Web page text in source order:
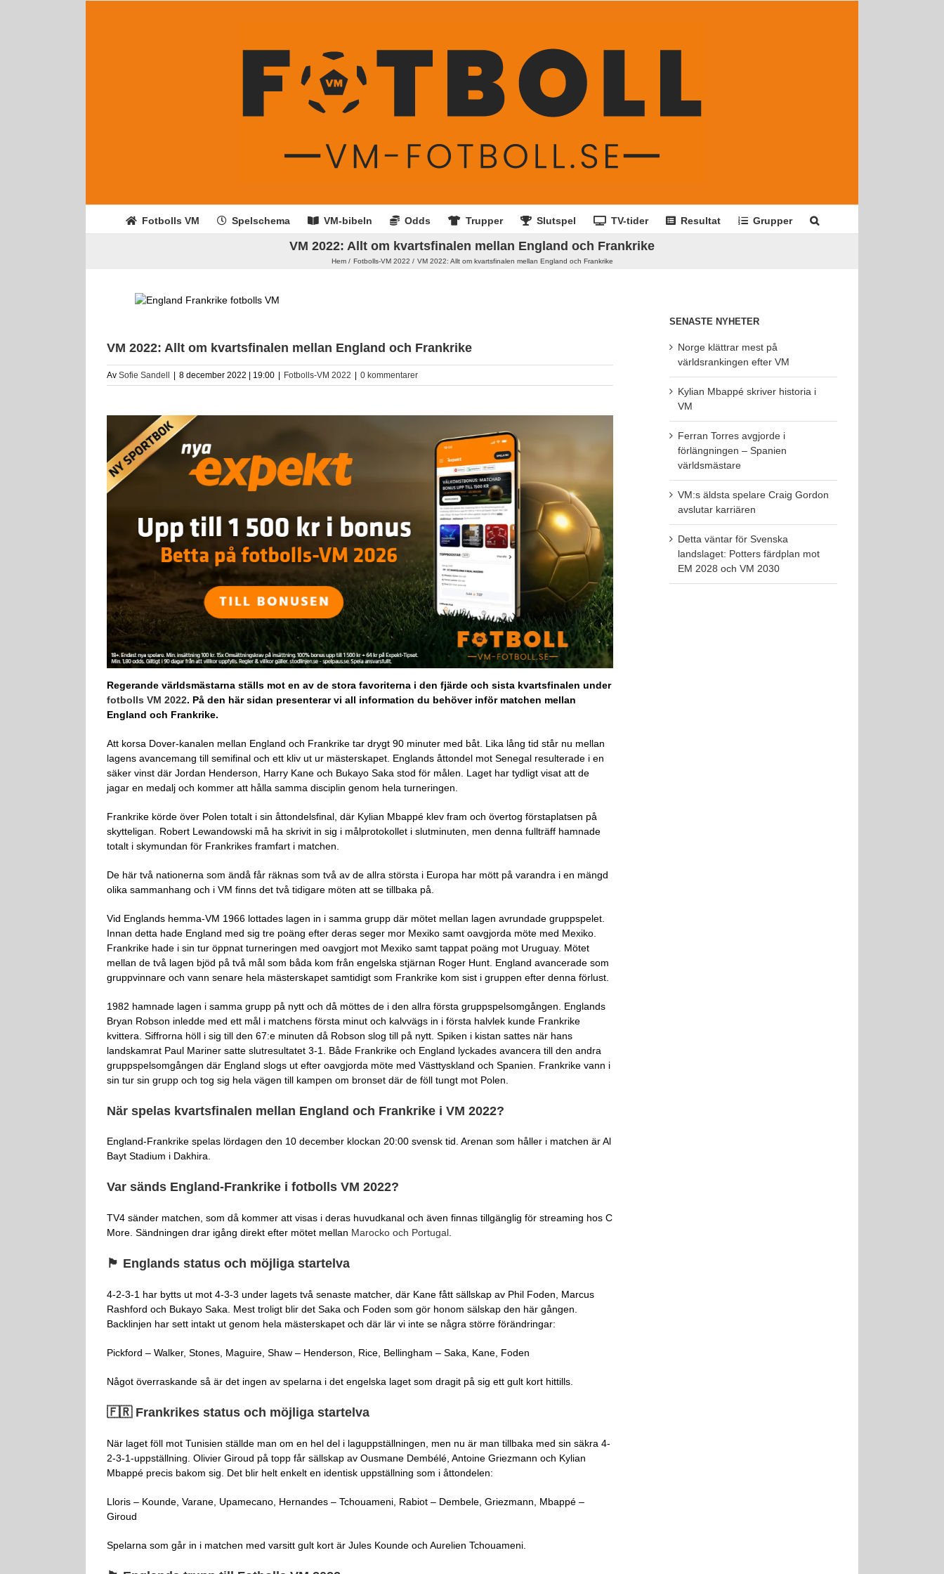
Fotbolls VM Spelschema VM-bibeln Odds Trupper Slutspel TV-tider Resultat Grupper
VM 2022: Allt om kvartsfinalen mellan England och Frankrike
Hem Fotbolls-VM 2022 VM 2022: Allt om kvartsfinalen mellan England och Frankrike
VM 2022: Allt om kvartsfinalen mellan England och Frankrike
Av Sofie Sandell 8 december 2022 | 19:00 Fotbolls-VM 2022 0 kommentarer
Regerande världsmästarna ställs mot en av de stora favoriterna i den fjärde och sista kvartsfinalen under
fotbolls VM 2022. På den här sidan presenterar vi all information du behöver inför matchen mellan
England och Frankrike.
Att korsa Dover-kanalen mellan England och Frankrike tar drygt 90 minuter med båt. Lika lång tid står nu mellan
lagens avancemang till semifinal och ett kliv ut ur mästerskapet. Englands åttondel mot Senegal resulterade i en
säker vinst där Jordan Henderson, Harry Kane och Bukayo Saka stod för målen. Laget har tydligt visat att de
jagar en medalj och kommer att hålla samma disciplin genom hela turneringen.
Frankrike körde över Polen totalt i sin åttondelsfinal, där Kylian Mbappé klev fram och övertog förstaplatsen på
skytteligan. Robert Lewandowski må ha skrivit in sig i målprotokollet i slutminuten, men denna fullträff hamnade
totalt i skymundan för Frankrikes framfart i matchen.
De här två nationerna som ändå får räknas som två av de allra största i Europa har mött på varandra i en mängd
olika sammanhang och i VM finns det två tidigare möten att se tillbaka på.
Vid Englands hemma-VM 1966 lottades lagen in i samma grupp där mötet mellan lagen avrundade gruppspelet.
Innan detta hade England med sig tre poäng efter deras seger mor Mexiko samt oavgjorda möte med Mexiko.
Frankrike hade i sin tur öppnat turneringen med oavgjort mot Mexiko samt tappat poäng mot Uruguay. Mötet
mellan de två lagen bjöd på två mål som båda kom från engelska stjärnan Roger Hunt. England avancerade som
gruppvinnare och vann senare hela mästerskapet samtidigt som Frankrike kom sist i gruppen efter denna förlust.
1982 hamnade lagen i samma grupp på nytt och då möttes de i den allra första gruppspelsomgången. Englands
Bryan Robson inledde med ett mål i matchens första minut och kalvvägs in i första halvlek kunde Frankrike
kvittera. Siffrorna höll i sig till den 67:e minuten då Robson slog till på nytt. Spiken i kistan sattes när hans
landskamrat Paul Mariner satte slutresultatet 3-1. Både Frankrike och England lyckades avancera till den andra
gruppspelsomgången där England slogs ut efter oavgjorda möte med Västtyskland och Spanien. Frankrike vann i
sin tur sin grupp och tog sig hela vägen till kampen om bronset där de föll tungt mot Polen.
När spelas kvartsfinalen mellan England och Frankrike i VM 2022?
England-Frankrike spelas lördagen den 10 december klockan 20:00 svensk tid. Arenan som håller i matchen är Al
Bayt Stadium i Dakhira.
Var sänds England-Frankrike i fotbolls VM 2022?
TV4 sänder matchen, som då kommer att visas i deras huvudkanal och även finnas tillgänglig för streaming hos C
More. Sändningen drar igång direkt efter mötet mellan Marocko och Portugal.
🏴󠁧󠁢󠁥󠁮󠁧󠁿 Englands status och möjliga startelva
4-2-3-1 har bytts ut mot 4-3-3 under lagets två senaste matcher, där Kane fått sällskap av Phil Foden, Marcus
Rashford och Bukayo Saka. Mest troligt blir det Saka och Foden som gör honom sälskap den här gången.
Backlinjen har sett intakt ut genom hela mästerskapet och där lär vi inte se några större förändringar:
Pickford – Walker, Stones, Maguire, Shaw – Henderson, Rice, Bellingham – Saka, Kane, Foden
Något överraskande så är det ingen av spelarna i det engelska laget som dragit på sig ett gult kort hittills.
🇫🇷 Frankrikes status och möjliga startelva
När laget föll mot Tunisien ställde man om en hel del i laguppställningen, men nu är man tillbaka med sin säkra 4-
2-3-1-uppställning. Olivier Giroud på topp får sällskap av Ousmane Dembélé, Antoine Griezmann och Kylian
Mbappé precis bakom sig. Det blir helt enkelt en identisk uppställning som i åttondelen:
Lloris – Kounde, Varane, Upamecano, Hernandes – Tchouameni, Rabiot – Dembele, Griezmann, Mbappé –
Giroud
Spelarna som går in i matchen med varsitt gult kort är Jules Kounde och Aurelien Tchouameni.
SENASTE NYHETER
Norge klättrar mest på
världsrankingen efter VM
Kylian Mbappé skriver historia i
VM
Ferran Torres avgjorde i
förlängningen – Spanien
världsmästare
VM:s äldsta spelare Craig Gordon
avslutar karriären
Detta väntar för Svenska
landslaget: Potters färdplan mot
EM 2028 och VM 2030